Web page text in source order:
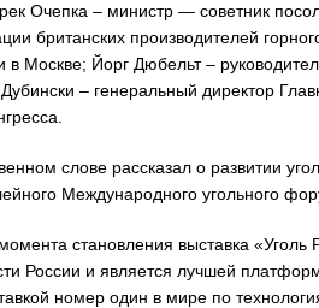
Очепка – министр — советник
британских производителей
в Москве; Йорг Дюбельт –
– генеральный директор
слове рассказал о развитии
Международного угольного
становления выставка
России и является лучшей
номер один в мире по